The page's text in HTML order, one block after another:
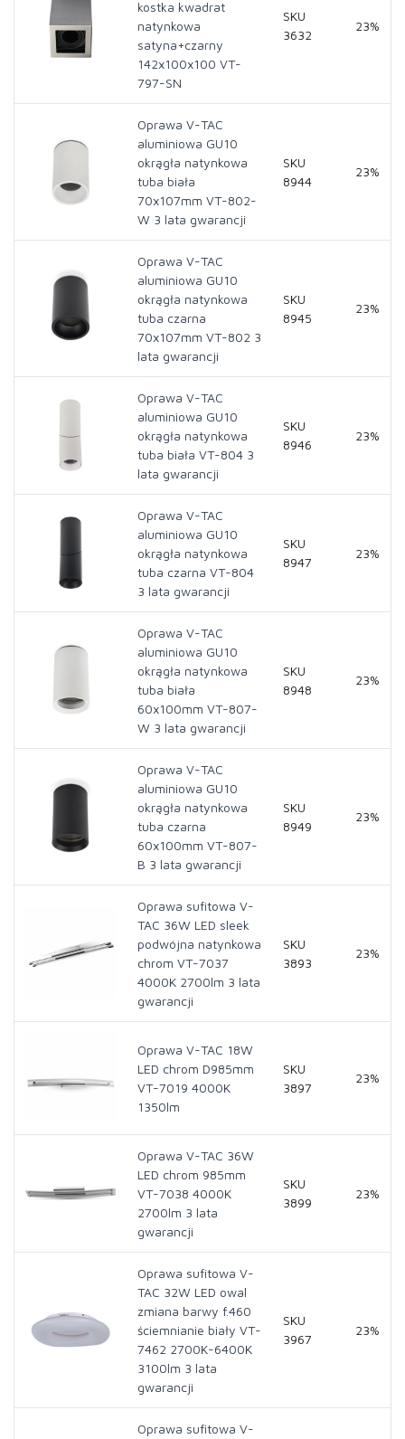
kostka kwadrat
natynkowa
satyna+czarny
142x100x100 VT-
797-SN
SKU
3632
23%
Oprawa V-TAC
aluminiowa GU10
okrągła natynkowa
tuba biała
70x107mm VT-802-
W 3 lata gwarancji
SKU
8944
23%
Oprawa V-TAC
aluminiowa GU10
okrągła natynkowa
tuba czarna
70x107mm VT-802 3
lata gwarancji
SKU
8945
23%
Oprawa V-TAC
aluminiowa GU10
okrągła natynkowa
tuba biała VT-804 3
lata gwarancji
SKU
8946
23%
Oprawa V-TAC
aluminiowa GU10
okrągła natynkowa
tuba czarna VT-804
3 lata gwarancji
SKU
8947
23%
Oprawa V-TAC
aluminiowa GU10
okrągła natynkowa
tuba biała
60x100mm VT-807-
W 3 lata gwarancji
SKU
8948
23%
Oprawa V-TAC
aluminiowa GU10
okrągła natynkowa
tuba czarna
60x100mm VT-807-
B 3 lata gwarancji
SKU
8949
23%
Oprawa sufitowa V-
TAC 36W LED sleek
podwójna natynkowa
chrom VT-7037
4000K 2700lm 3 lata
gwarancji
SKU
3893
23%
Oprawa V-TAC 18W
LED chrom D985mm
VT-7019 4000K
1350lm
SKU
3897
23%
Oprawa V-TAC 36W
LED chrom 985mm
VT-7038 4000K
2700lm 3 lata
gwarancji
SKU
3899
23%
Oprawa sufitowa V-
TAC 32W LED owal
zmiana barwy f.460
ściemnianie biały VT-
7462 2700K-6400K
3100lm 3 lata
gwarancji
SKU
3967
23%
Oprawa sufitowa V-